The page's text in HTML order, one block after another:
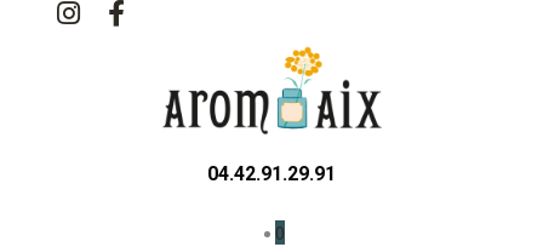
04.42.91.29.91
0